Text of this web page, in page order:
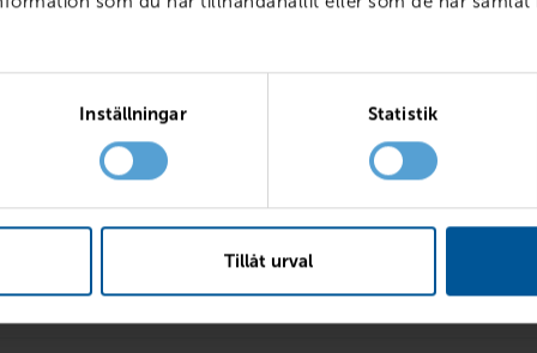
Inställningar Statistik
Tillåt urval
4 100 kr /mån
XC60 D4 AWD Classic
PRIS
199 800